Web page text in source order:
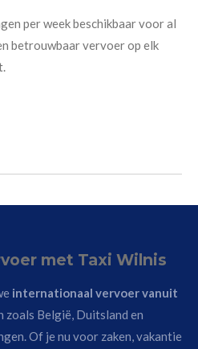
per week beschikbaar voor al
betrouwbaar vervoer op elk
met Taxi Wilnis
internationaal vervoer vanuit
zoals België, Duitsland en
Of je nu voor zaken, vakantie